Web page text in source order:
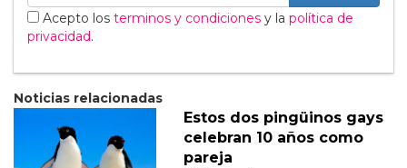
Acepto los terminos y condiciones y la política de
privacidad.
Noticias relacionadas
Estos dos pingüinos gays
celebran 10 años como
pareja